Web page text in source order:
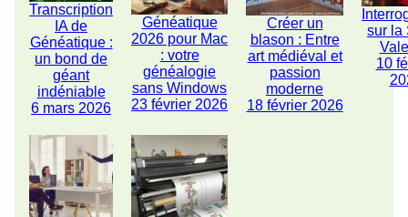
Transcription
IA de
Généatique :
un bond de
géant
indéniable
6 mars 2026
Généatique
2026 pour Mac
: votre
généalogie
sans Windows
23 février 2026
Créer un
blason : Entre
art médiéval et
passion
moderne
18 février 2026
sur la
10